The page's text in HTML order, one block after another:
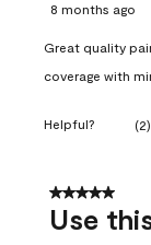
8 months ago
Great quality
coverage with
Helpful? (2)
5 out of 5
Use